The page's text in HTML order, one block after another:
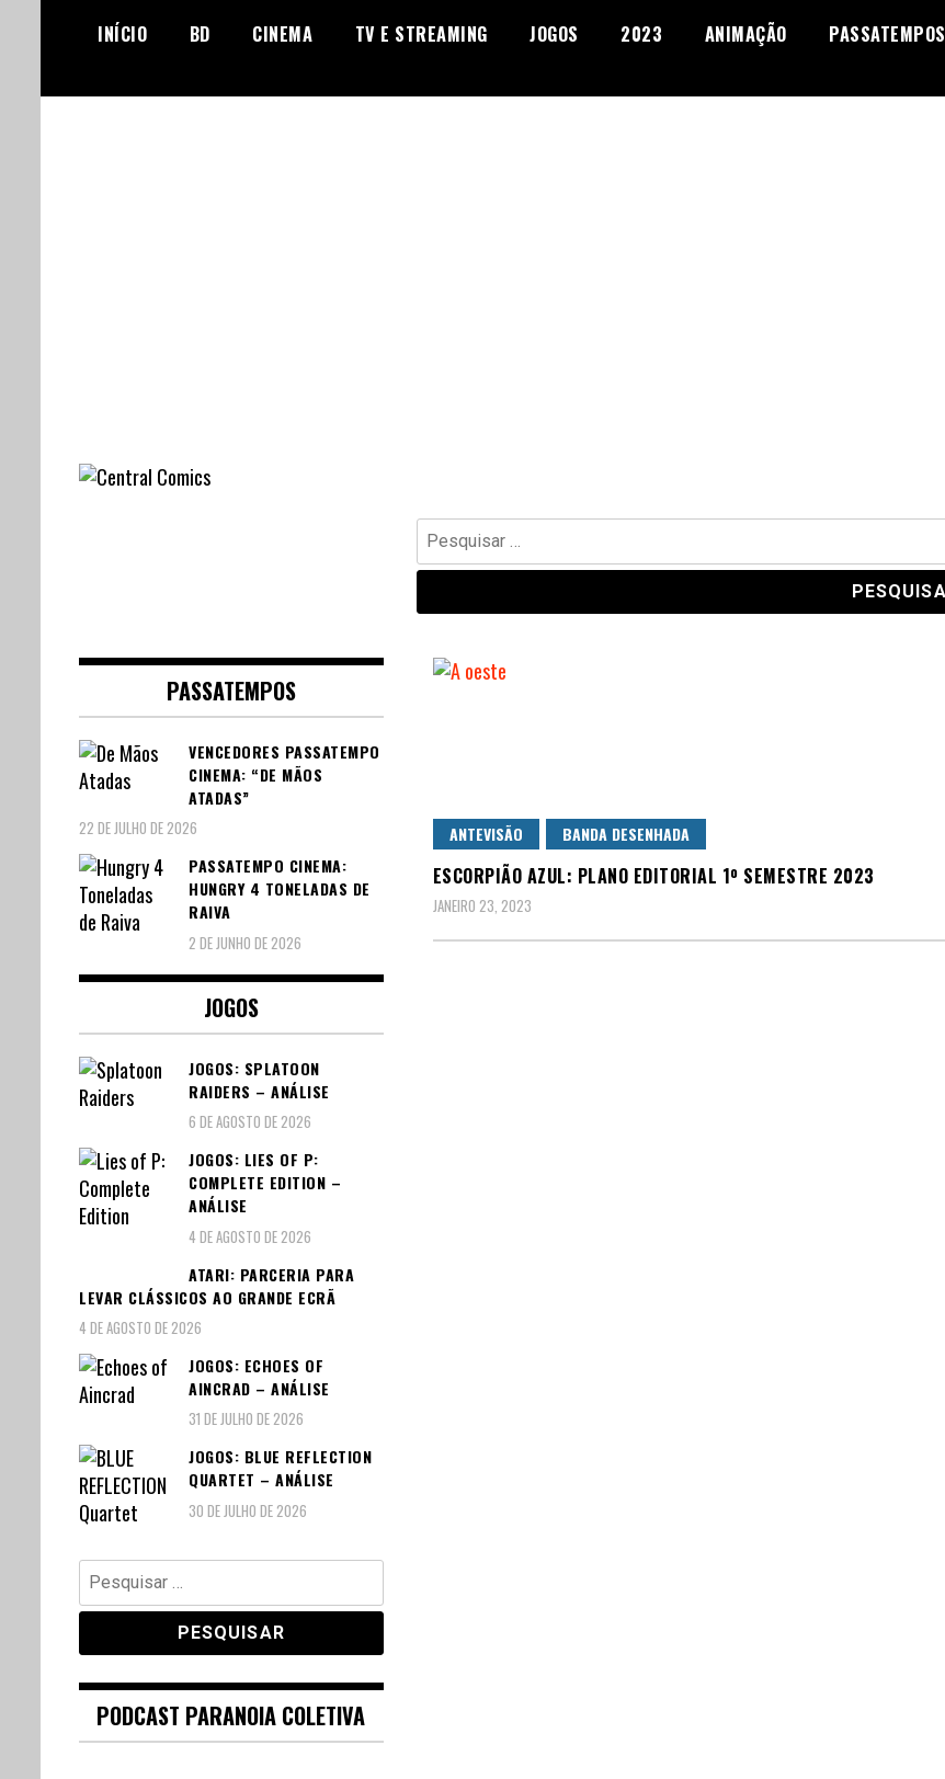
INÍCIO BD CINEMA TV E STREAMING JOGOS 2023 ANIMAÇÃO PASSATEMPOS
Pesquisar
por:
ANTEVISÃO BANDA DESENHADA
ESCORPIÃO AZUL: PLANO EDITORIAL 1º SEMESTRE 2023
JANEIRO 23, 2023
PASSATEMPOS
VENCEDORES PASSATEMPO
CINEMA: “DE MÃOS
ATADAS”
22 DE JULHO DE 2026
PASSATEMPO CINEMA:
HUNGRY 4 TONELADAS DE
RAIVA
2 DE JUNHO DE 2026
JOGOS
JOGOS: SPLATOON
RAIDERS – ANÁLISE
6 DE AGOSTO DE 2026
JOGOS: LIES OF P:
COMPLETE EDITION –
ANÁLISE
4 DE AGOSTO DE 2026
ATARI: PARCERIA PARA
LEVAR CLÁSSICOS AO GRANDE ECRÃ
4 DE AGOSTO DE 2026
JOGOS: ECHOES OF
AINCRAD – ANÁLISE
31 DE JULHO DE 2026
JOGOS: BLUE REFLECTION
QUARTET – ANÁLISE
30 DE JULHO DE 2026
Pesquisar
por:
PODCAST PARANOIA COLETIVA